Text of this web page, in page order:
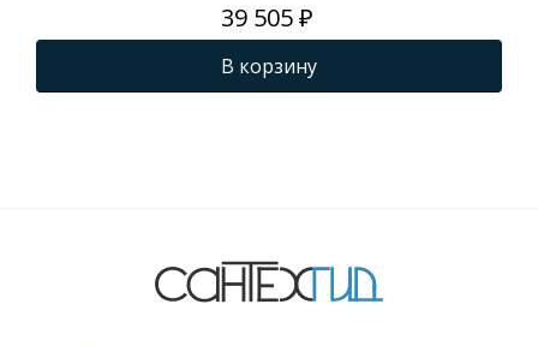
39 505 ₽
В корзину